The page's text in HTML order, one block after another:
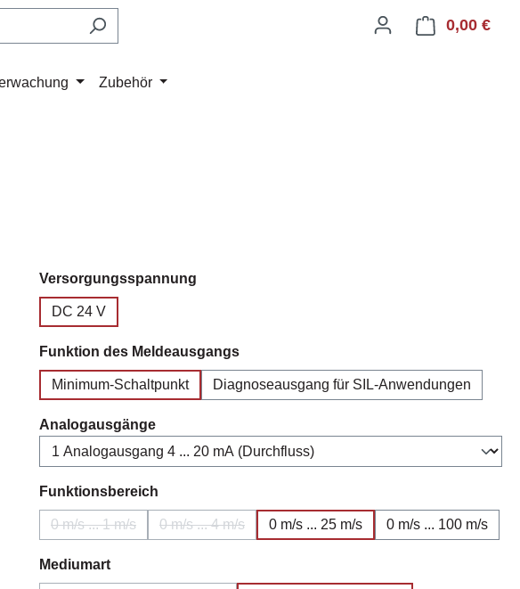
0,00 €
Zubehör
Versorgungsspannung
DC 24 V
Funktion des Meldeausgangsauswählen
Minimum-Schaltpunkt Diagnoseausgang für SIL-Anwendungen
Analogausgängeauswählen
Funktionsbereich
0 m/s ... 1 m/s
(Diese Option ist zurzeit nicht verfügbar.)
0 m/s ... 4 m/s
(Diese Option ist zurzeit nicht verfügbar.)
0 m/s ... 25 m/s 0 m/s ... 100 m/s
Mediumartauswählen